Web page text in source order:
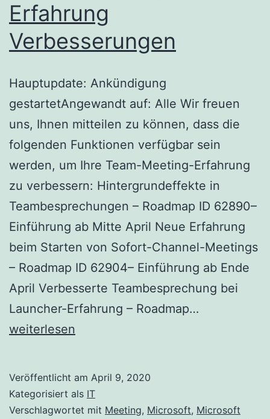
Erfahrung
Verbesserungen
Hauptupdate: Ankündigung
gestartetAngewandt auf: Alle Wir freuen
uns, Ihnen mitteilen zu können, dass die
folgenden Funktionen verfügbar sein
werden, um Ihre Team-Meeting-Erfahrung
zu verbessern: Hintergrundeffekte in
Teambesprechungen – Roadmap ID 62890–
Einführung ab Mitte April Neue Erfahrung
beim Starten von Sofort-Channel-Meetings
– Roadmap ID 62904– Einführung ab Ende
April Verbesserte Teambesprechung bei
Launcher-Erfahrung – Roadmap…
weiterlesen
Veröffentlicht am April 9, 2020
Kategorisiert als IT
Verschlagwortet mit Meeting, Microsoft, Microsoft